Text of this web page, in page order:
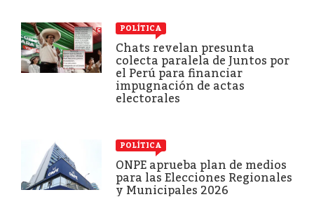
POLÍTICA
Chats revelan presunta
colecta paralela de Juntos por
el Perú para financiar
impugnación de actas
electorales
POLÍTICA
ONPE aprueba plan de medios
para las Elecciones Regionales
y Municipales 2026